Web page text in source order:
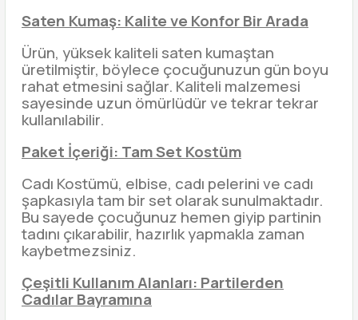
Saten Kumaş: Kalite ve Konfor Bir Arada
Ürün, yüksek kaliteli saten kumaştan
üretilmiştir, böylece çocuğunuzun gün boyu
rahat etmesini sağlar. Kaliteli malzemesi
sayesinde uzun ömürlüdür ve tekrar tekrar
kullanılabilir.
Paket İçeriği: Tam Set Kostüm
Cadı Kostümü, elbise, cadı pelerini ve cadı
şapkasıyla tam bir set olarak sunulmaktadır.
Bu sayede çocuğunuz hemen giyip partinin
tadını çıkarabilir, hazırlık yapmakla zaman
kaybetmezsiniz.
Çeşitli Kullanım Alanları: Partilerden
Cadılar Bayramına